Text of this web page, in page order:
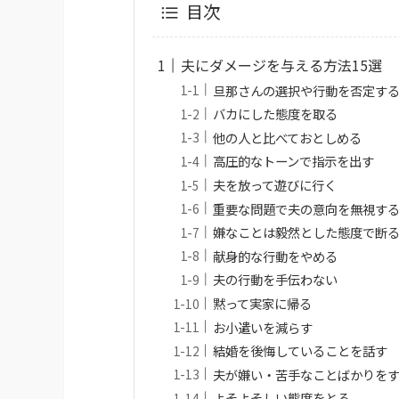
目次
夫にダメージを与える方法15選
旦那さんの選択や行動を否定する
バカにした態度を取る
他の人と比べておとしめる
高圧的なトーンで指示を出す
夫を放って遊びに行く
重要な問題で夫の意向を無視する
嫌なことは毅然とした態度で断る
献身的な行動をやめる
夫の行動を手伝わない
黙って実家に帰る
お小遣いを減らす
結婚を後悔していることを話す
夫が嫌い・苦手なことばかりを